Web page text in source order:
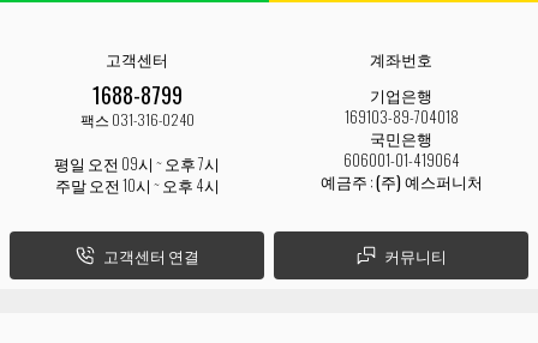
고객센터
1688-8799
팩스 031-316-0240
평일 오전 09시 ~ 오후 7시
주말 오전 10시 ~ 오후 4시
고객센터 연결
계좌번호
기업은행
169103-89-704018
국민은행
606001-01-419064
예금주 :(주) 예스퍼니처
커뮤니티